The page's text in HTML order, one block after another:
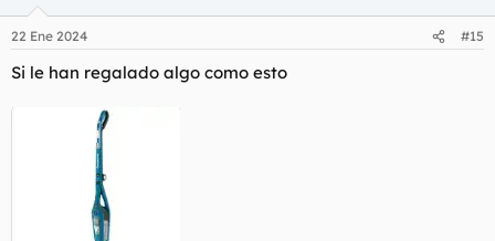
e
s
:
22 Ene 2024 #15
Si le han regalado algo como esto